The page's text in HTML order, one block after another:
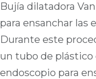
Bujía dilatadora
para ensanchar las
Durante este
un tubo de
endoscopio para